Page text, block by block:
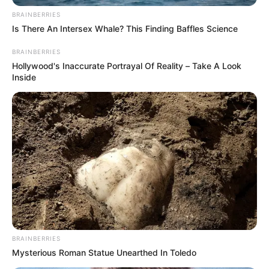
barrios vulnerables del Distrito.
Hay que destacar que,previamente estas personas
participaron de un ciclo de formación, con información
empresarial enfocados a configurar sus perfiles en las
áreas administrativas
, financieras, contables y
BRAINBERRIES
Is There An Intersex Whale? This Finding Baffles Science
BRAINBERRIES
Hollywood's Inaccurate Portrayal Of Reality – Take A Look
Inside
BRAINBERRIES
Mysterious Roman Statue Unearthed In Toledo